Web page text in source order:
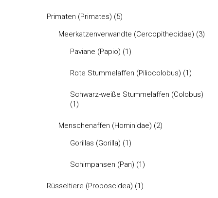
Primaten (Primates) (5)
Meerkatzenverwandte (Cercopithecidae) (3)
Paviane (Papio) (1)
Rote Stummelaffen (Piliocolobus) (1)
Schwarz-weiße Stummelaffen (Colobus)
(1)
Menschenaffen (Hominidae) (2)
Gorillas (Gorilla) (1)
Schimpansen (Pan) (1)
Rüsseltiere (Proboscidea) (1)